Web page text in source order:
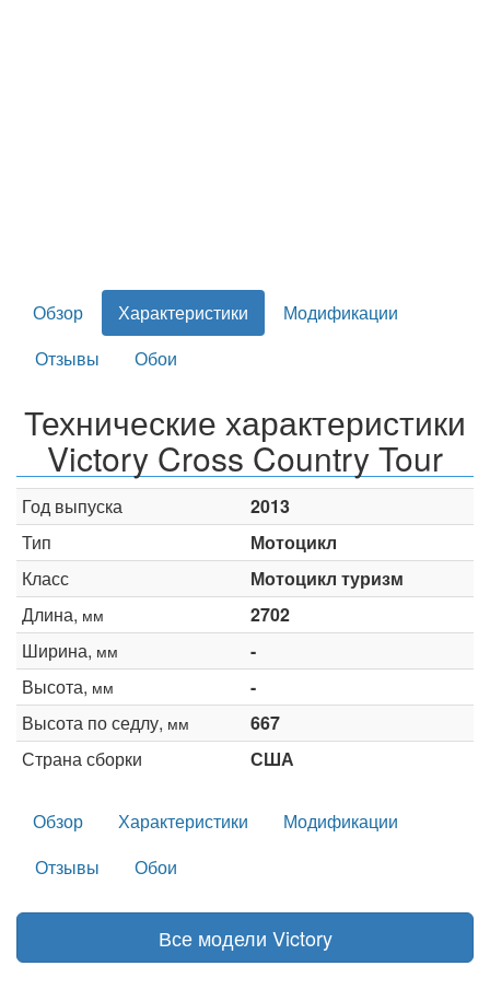
Обзор Характеристики
Модификации
Отзывы
Обои
Технические характеристики
Victory Cross Country Tour
Год выпуска
2013
Тип
Мотоцикл
Класс
Мотоцикл туризм
Длина, мм
2702
Ширина, мм
-
Высота, мм
-
Высота по седлу, мм
667
Страна сборки
США
Обзор Характеристики
Модификации
Отзывы
Обои
Все модели Victory